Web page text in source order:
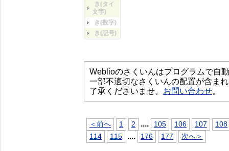
き(タイ
文字)
き(数字)
き(記号)
Weblioのさくいんはプログラムで自
一部不適切なさくいんの配置が含ま
了承くださいませ。 お問い合わせ。
＜前へ 1 2 .... 105 106 107
108
114
115 .... 176 177 次へ＞